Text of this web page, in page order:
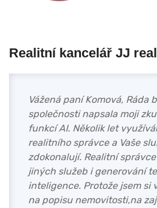
Realitní kancelář JJ
Vážená paní Komová, Ráda
společnosti napsala moji
funkcí AI. Několik let
realitního správce a Vaše
zdokonalují. Realitní
jiných služeb i generování
inteligence. Protože jsem si
na popisu nemovitosti,na